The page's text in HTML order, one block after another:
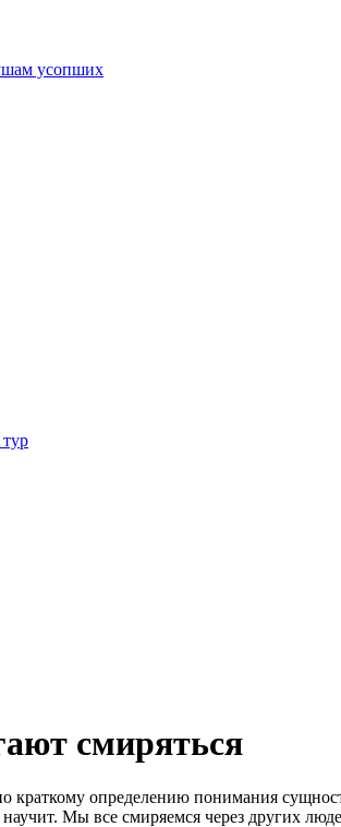
усопших
смиряться
краткому определению понимания
научит. Мы все смиряемся через других